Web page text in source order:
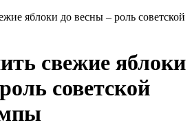
яблоки до весны – роль советской
свежие яблоки
советской